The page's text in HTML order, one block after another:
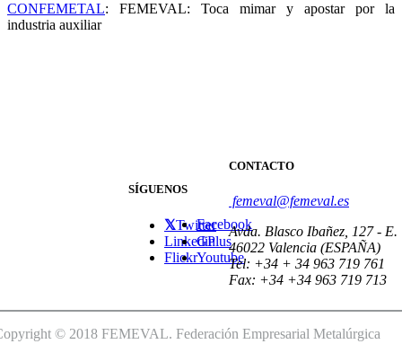
CONFEMETAL: FEMEVAL: Toca mimar y apostar por la
industria auxiliar
SÍGUENOS
TwitterFacebook
LinkedinGPlus
FlickrYoutube
CONTACTO
femeval@femeval.es
Avda. Blasco Ibañez, 127 - E.
46022 Valencia (ESPAÑA)
Tel: +34 + 34 963 719 761
Fax: +34 +34 963 719 713
© 2018 FEMEVAL. Federación Empresarial Metalúrgica